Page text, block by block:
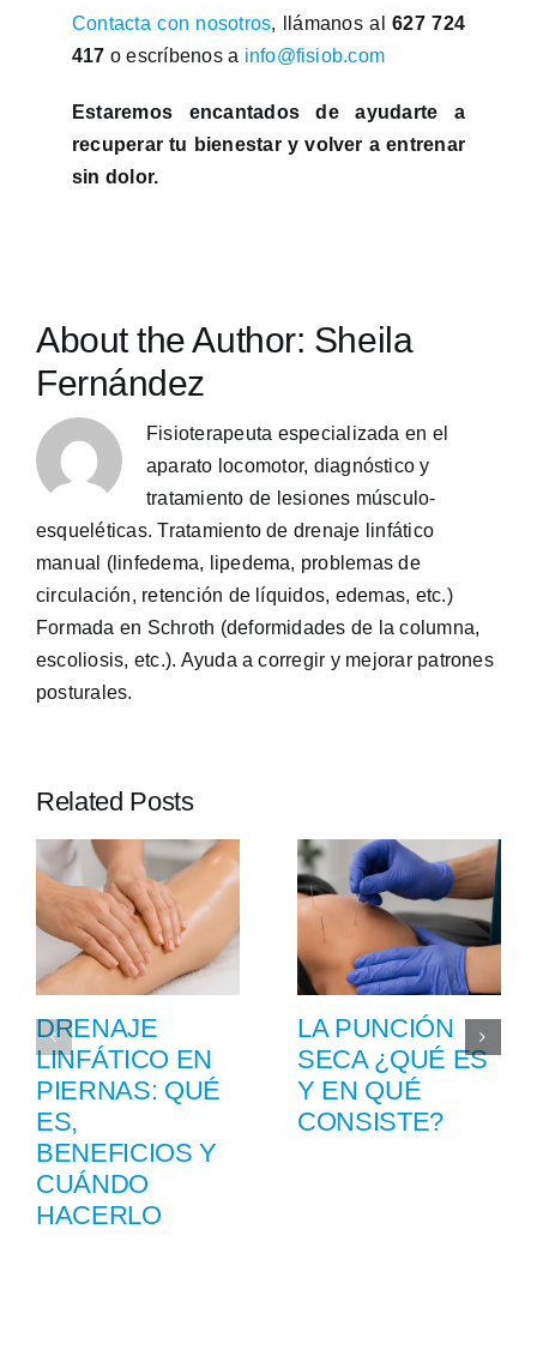
Contacta con nosotros, llámanos al627 724
417 o escríbenos a info@fisiob.com
Estaremos encantados de ayudarte a
recuperar tu bienestar y volver a entrenar
sin dolor.
About the Author: Sheila
Fernández
Fisioterapeuta especializada en el
aparato locomotor, diagnóstico y
tratamiento de lesiones músculo-
esqueléticas. Tratamiento de drenaje linfático
manual (linfedema, lipedema, problemas de
circulación, retención de líquidos, edemas, etc.)
Formada en Schroth (deformidades de la columna,
escoliosis, etc.). Ayuda a corregir y mejorar patrones
posturales.
Related Posts
DRENAJE
LINFÁTICO EN
PIERNAS: QUÉ
ES,
BENEFICIOS Y
CUÁNDO
HACERLO
LA PUNCIÓN
SECA ¿QUÉ ES
Y EN QUÉ
CONSISTE?